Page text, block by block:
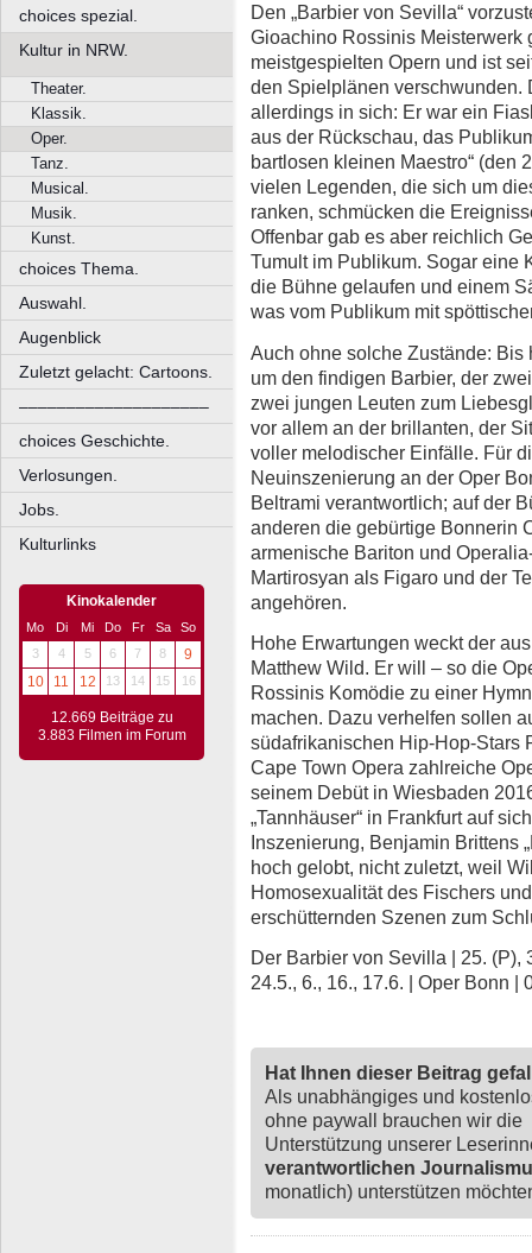
choices spezial.
Kultur in NRW.
Theater.
Klassik.
Oper.
Tanz.
Musical.
Musik.
Kunst.
choices Thema.
Auswahl.
Augenblick
Zuletzt gelacht: Cartoons.
––––––––––––––––––––
choices Geschichte.
Verlosungen.
Jobs.
Kulturlinks
Kinokalender
Mo Di Mi Do Fr Sa
So
3
4 5 6 7 8
9
10
11 12 13 14 15 16
12.669 Beiträge zu
3.883 Filmen im Forum
Den „Barbier von Sevilla“
Gioachino Rossinis Meisterwerk
meistgespielten Opern und ist
den Spielplänen verschwunden.
allerdings in sich: Er war ein
aus der Rückschau, das
bartlosen kleinen Maestro“ (den
vielen Legenden, die sich um
ranken, schmücken die
Offenbar gab es aber reichlich
Tumult im Publikum. Sogar eine
die Bühne gelaufen und einem
was vom Publikum mit
Auch ohne solche Zustände:
um den findigen Barbier, der
zwei jungen Leuten zum
vor allem an der brillanten, der
voller melodischer Einfälle. Für
Neuinszenierung an der Oper
Beltrami verantwortlich; auf der
anderen die gebürtige Bonnerin
armenische Bariton und
Martirosyan als Figaro und der
angehören.
Hohe Erwartungen weckt der
Matthew Wild. Er will – so die
Rossinis Komödie zu einer
machen. Dazu verhelfen sollen
südafrikanischen Hip-Hop-Stars
Cape Town Opera zahlreiche
seinem Debüt in Wiesbaden
„Tannhäuser“ in Frankfurt auf
Inszenierung, Benjamin Brittens
hoch gelobt, nicht zuletzt, weil
Homosexualität des Fischers
erschütternden Szenen zum
Der Barbier von Sevilla | 25. (P),
24.5., 6., 16., 17.6. | Oper Bonn |
Hat Ihnen dieser Beitrag
Als unabhängiges und
ohne paywall brauchen wir die
Unterstützung unserer
verantwortlichen
monatlich) unterstützen